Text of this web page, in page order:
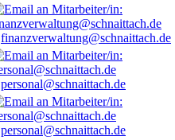
finanzverwaltung@schnaittach.de
personal@schnaittach.de
personal@schnaittach.de